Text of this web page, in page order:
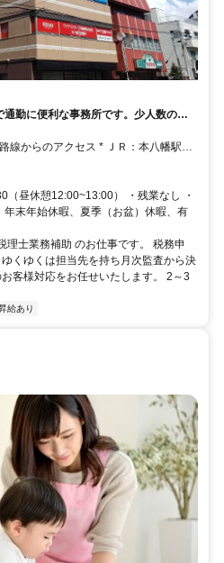
勤に便利な事務所です。少人数の事
ホームな雰囲気の職場です。
駅 徒歩2分 * 京成本線：京成八幡
（昼休憩12:00~13:00） ・残業なし ・
年末年始休暇、夏季（お盆）休暇、有
理士業務補助 のお仕事です。 税務申
くゆくは担当先を持ち月次監査から決
客様対応をお任せいたします。 2～3
給あり